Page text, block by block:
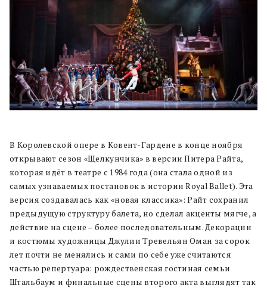
В Королевской опере в Ковент-Гардене в конце ноября
открывают сезон «Щелкунчика» в версии Питера Райта,
которая идёт в театре с 1984 года (она стала одной из
самых узнаваемых постановок в истории Royal Ballet). Эта
версия создавалась как «новая классика»: Райт сохранил
предыдущую структуру балета, но сделал акценты мягче, а
действие на сцене – более последовательным. Декорации
и костюмы художницы Джулии Тревельян Оман за сорок
лет почти не менялись и сами по себе уже считаются
частью репертуара: рождественская гостиная семьи
Штальбаум и финальные сцены второго акта выглядят так